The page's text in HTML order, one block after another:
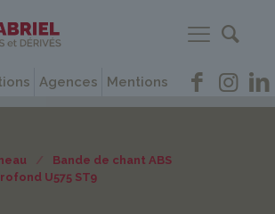
Agences Mentions
/
Bande de chant ABS
U575 ST9